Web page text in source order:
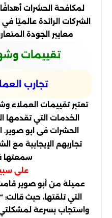
لمكافحة الحشرات
الشركات الرائدة عالميًا
معايير الجودة
تقييمات
تجارب
تعتبر تقييمات العملاء
الخدمات التي تقدمها
الحشرات فى ابو صوير.
تجاربهم الإيجابية مع
سمعتها
على
عميلة من أبو صوير
التي تلقتها، حيث قالت:
واستجاب بسرعة لمشكلتي